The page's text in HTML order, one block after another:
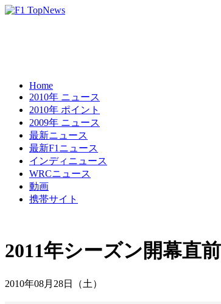
Home
2010年 ニュース
2010年 ポイント
2009年 ニュース
最新ニュース
最新F1ニュース
インディニュース
WRCニュース
動画
携帯サイト
2011年シーズン開幕直
2010年08月28日（土）